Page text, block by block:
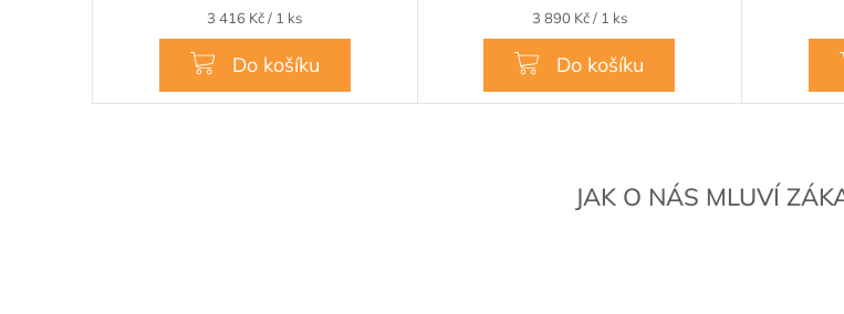
JAK O NÁS MLUVÍ
Měrná
cena:
3 416 Kč / 1 ks
Do košíku
Měrná
cena:
3 890 Kč / 1 ks
Do košíku